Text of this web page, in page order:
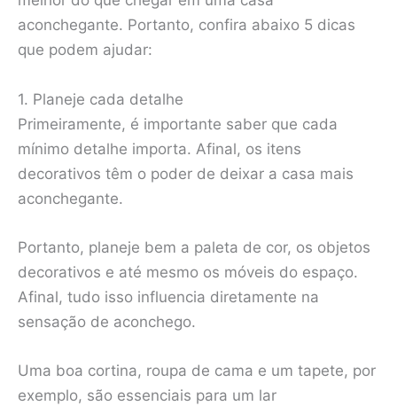
aconchegante. Portanto, confira abaixo 5 dicas
que podem ajudar:
1. Planeje cada detalhe
Primeiramente, é importante saber que cada
mínimo detalhe importa. Afinal, os itens
decorativos têm o poder de deixar a casa mais
aconchegante.
Portanto, planeje bem a paleta de cor, os objetos
decorativos e até mesmo os móveis do espaço.
Afinal, tudo isso influencia diretamente na
sensação de aconchego.
Uma boa cortina, roupa de cama e um tapete, por
exemplo, são essenciais para um lar